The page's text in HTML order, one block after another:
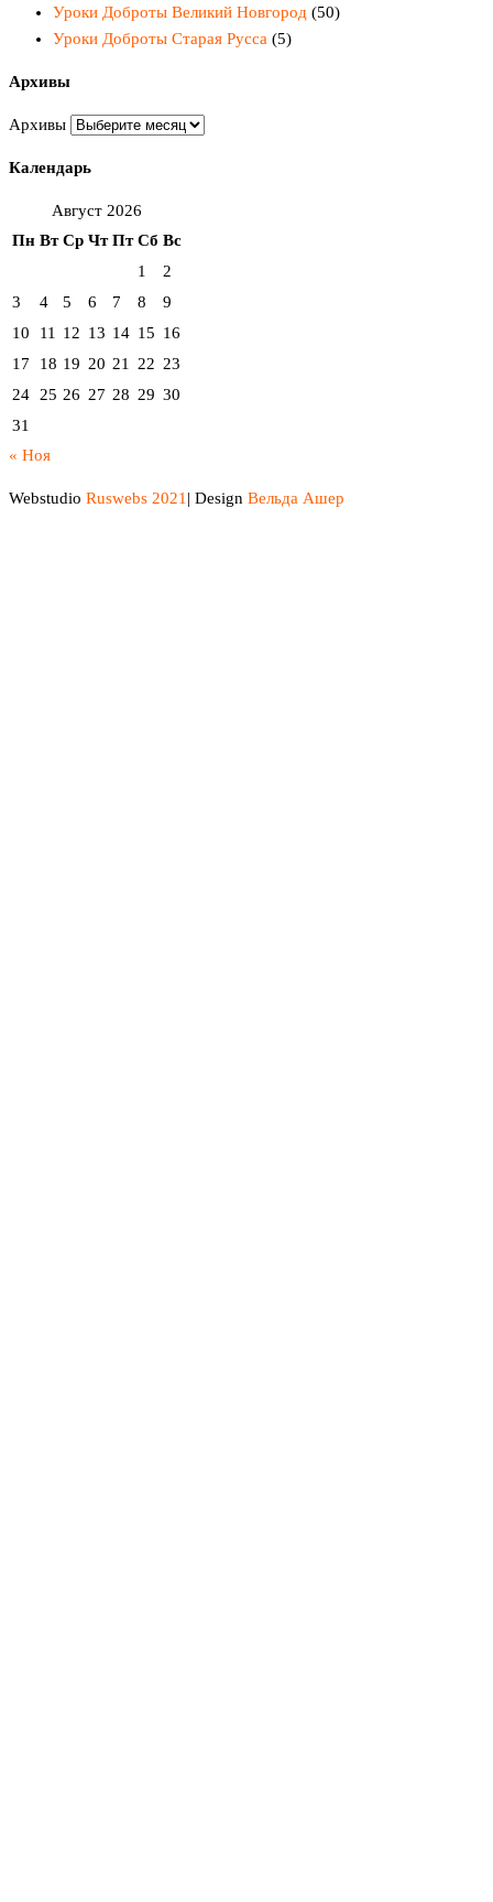
Уроки Доброты Великий Новгород (50)
Уроки Доброты Старая Русса (5)
Архивы
Архивы
Календарь
Август 2026
Пн Вт Ср Чт Пт Сб Вс
1
2
3
4 5 6 7 8
9
10
11 12 13 14 15 16
17
18 19 20 21 22 23
24
25 26 27 28 29 30
31
« Ноя
Webstudio Ruswebs 2021 | Design Вельда Ашер